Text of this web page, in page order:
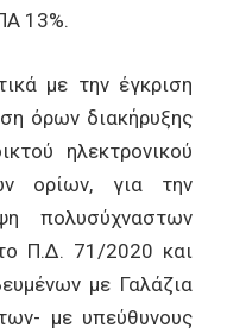
13%.
με την έγκριση
όρων διακήρυξης
ηλεκτρονικού
ορίων, για την
πολυσύχναστων
Π.Δ. 71/2020 και
με Γαλάζια
με υπεύθυνους